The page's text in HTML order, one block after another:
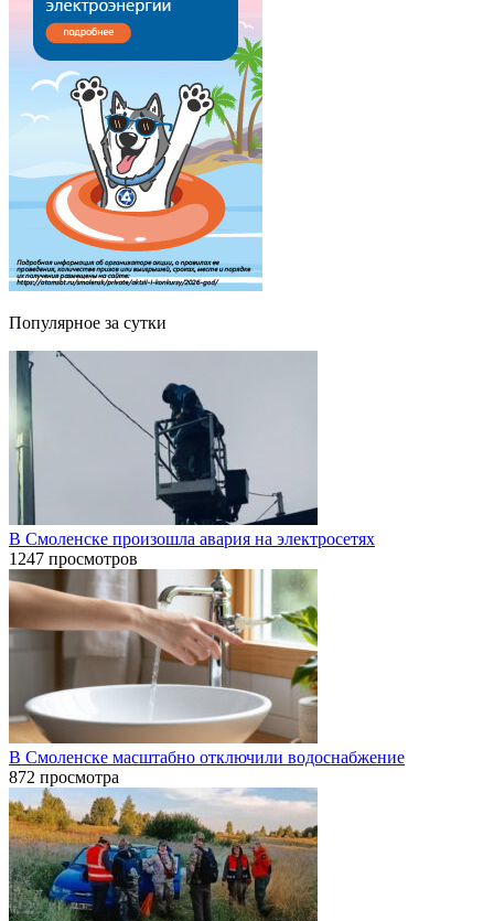
Популярное за сутки
В Смоленске произошла авария на электросетях
1247 просмотров
В Смоленске масштабно отключили водоснабжение
872 просмотра